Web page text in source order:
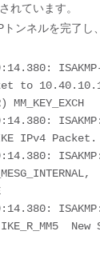
れています。
ンネルを完了し
to
ISAKMP:
IPv4 Packet.
ISAKMP:
ISAKMP:
New